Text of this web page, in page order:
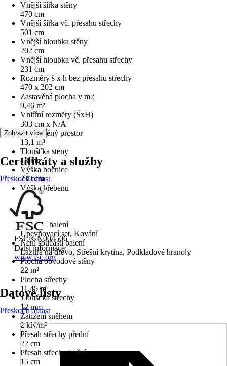
Vnější šířka stěny
470 cm
Vnější šířka vč. přesahu střechy
501 cm
Vnější hloubka stěny
202 cm
Vnější hloubka vč. přesahu střechy
231 cm
Rozměry š x h bez přesahu střechy
470 x 202 cm
Zastavěná plocha v m2
9,46 m²
Vnitřní rozměry (ŠxH)
303 cm x N/A
Obestavěný prostor
13,1 m³
Tloušťka stěny
18 mm
Výška bočnice
230 cm
Výška hřebenu
233 cm
Podlaha
Ne
Součástí balení
Upevňovací set, Kování
Není součástí balení
Lazura na dřevo, Střešní krytina, Podkladové hranoly
Plocha obvodové stěny
22 m²
Plocha střechy
11,45 m²
Tloušťka střechy
12 mm
Zatížení sněhem
2 kN/m²
Přesah střechy přední
22 cm
Přesah střechy boční
15 cm
Zobrazit více
Certifikáty a služby
Přeskočit oblast
FSC® N004506
Další informace:
www.fsc.org
Datové listy
Přeskočit oblast